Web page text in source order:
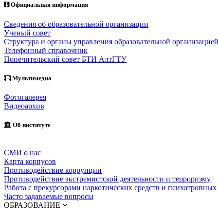
Официальная информация
Сведения об образовательной организации
Ученый совет
Структура и органы управления образовательной организацией
Телефонный справочник
Попечительский совет БТИ АлтГТУ
Мультимедиа
Фотогалерея
Видеоархив
Об институте
СМИ о нас
Карта корпусов
Противодействие коррупции
Противодействие экстремистской деятельности и терроризму
Работа с прекурсорами наркотических средств и
Часто задаваемые вопросы
ОБРАЗОВАНИЕ